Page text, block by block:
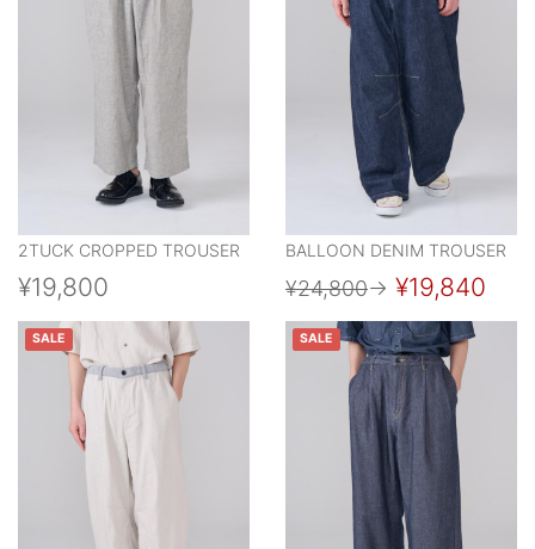
2TUCK CROPPED TROUSER
¥19,800
BALLOON DENIM TROUSER
¥24,800→ ¥19,840
SALE SALE